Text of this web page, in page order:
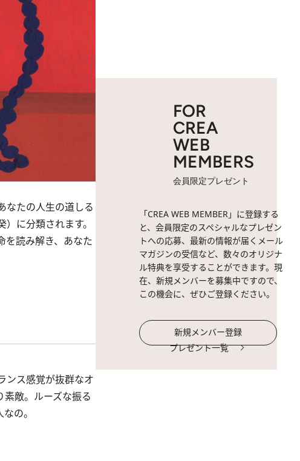
なたの人生の道しる
に分類されます。
を読み解き、あなた
ンス感覚が抜群なオ
敵。ルーズな振る
の。
FOR
CREA
WEB
MEMBERS
会員限定プレゼント
「CREA WEB MEMBER」に登録する
と、会員限定のスペシャルなプレゼン
トへの応募、最新の情報が届くメール
マガジンの受信など、数々のオリジナ
ル特典を享受することができます。現
在、新規メンバーを募集中ですので、
この機会に、ぜひご登録ください。
新規メンバー登録
プレゼント一覧